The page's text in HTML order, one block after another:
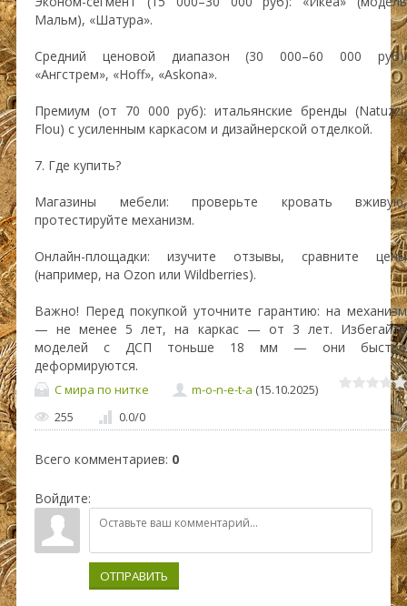
Мальм), «Шатура».
Средний ценовой диапазон (30 000–60 000 руб):
«Ангстрем», «Hoff», «Askona».
Премиум (от 70 000 руб): итальянские бренды (Natuzzi,
Flou) с усиленным каркасом и дизайнерской отделкой.
7. Где купить?
Магазины мебели: проверьте кровать вживую,
протестируйте механизм.
Онлайн-площадки: изучите отзывы, сравните цены
(например, на Ozon или Wildberries).
Важно! Перед покупкой уточните гарантию: на механизм
— не менее 5 лет, на каркас — от 3 лет. Избегайте
моделей с ДСП тоньше 18 мм — они быстро
деформируются.
С мира по нитке m-o-n-e-t-a (15.10.2025)
255
0.0/0
Всего комментариев: 0
Войдите:
ОТПРАВИТЬ